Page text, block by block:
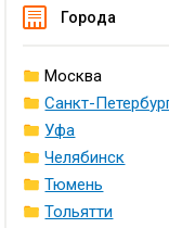
Города
Москва
Санкт-
Уфа
Челябинск
Тюмень
Тольятти